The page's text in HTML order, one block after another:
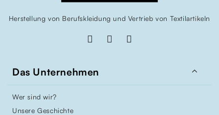
Herstellung von Berufskleidung und Vertrieb von Textilartikeln
Das Unternehmen 
Wer sind wir?
Unsere Geschichte